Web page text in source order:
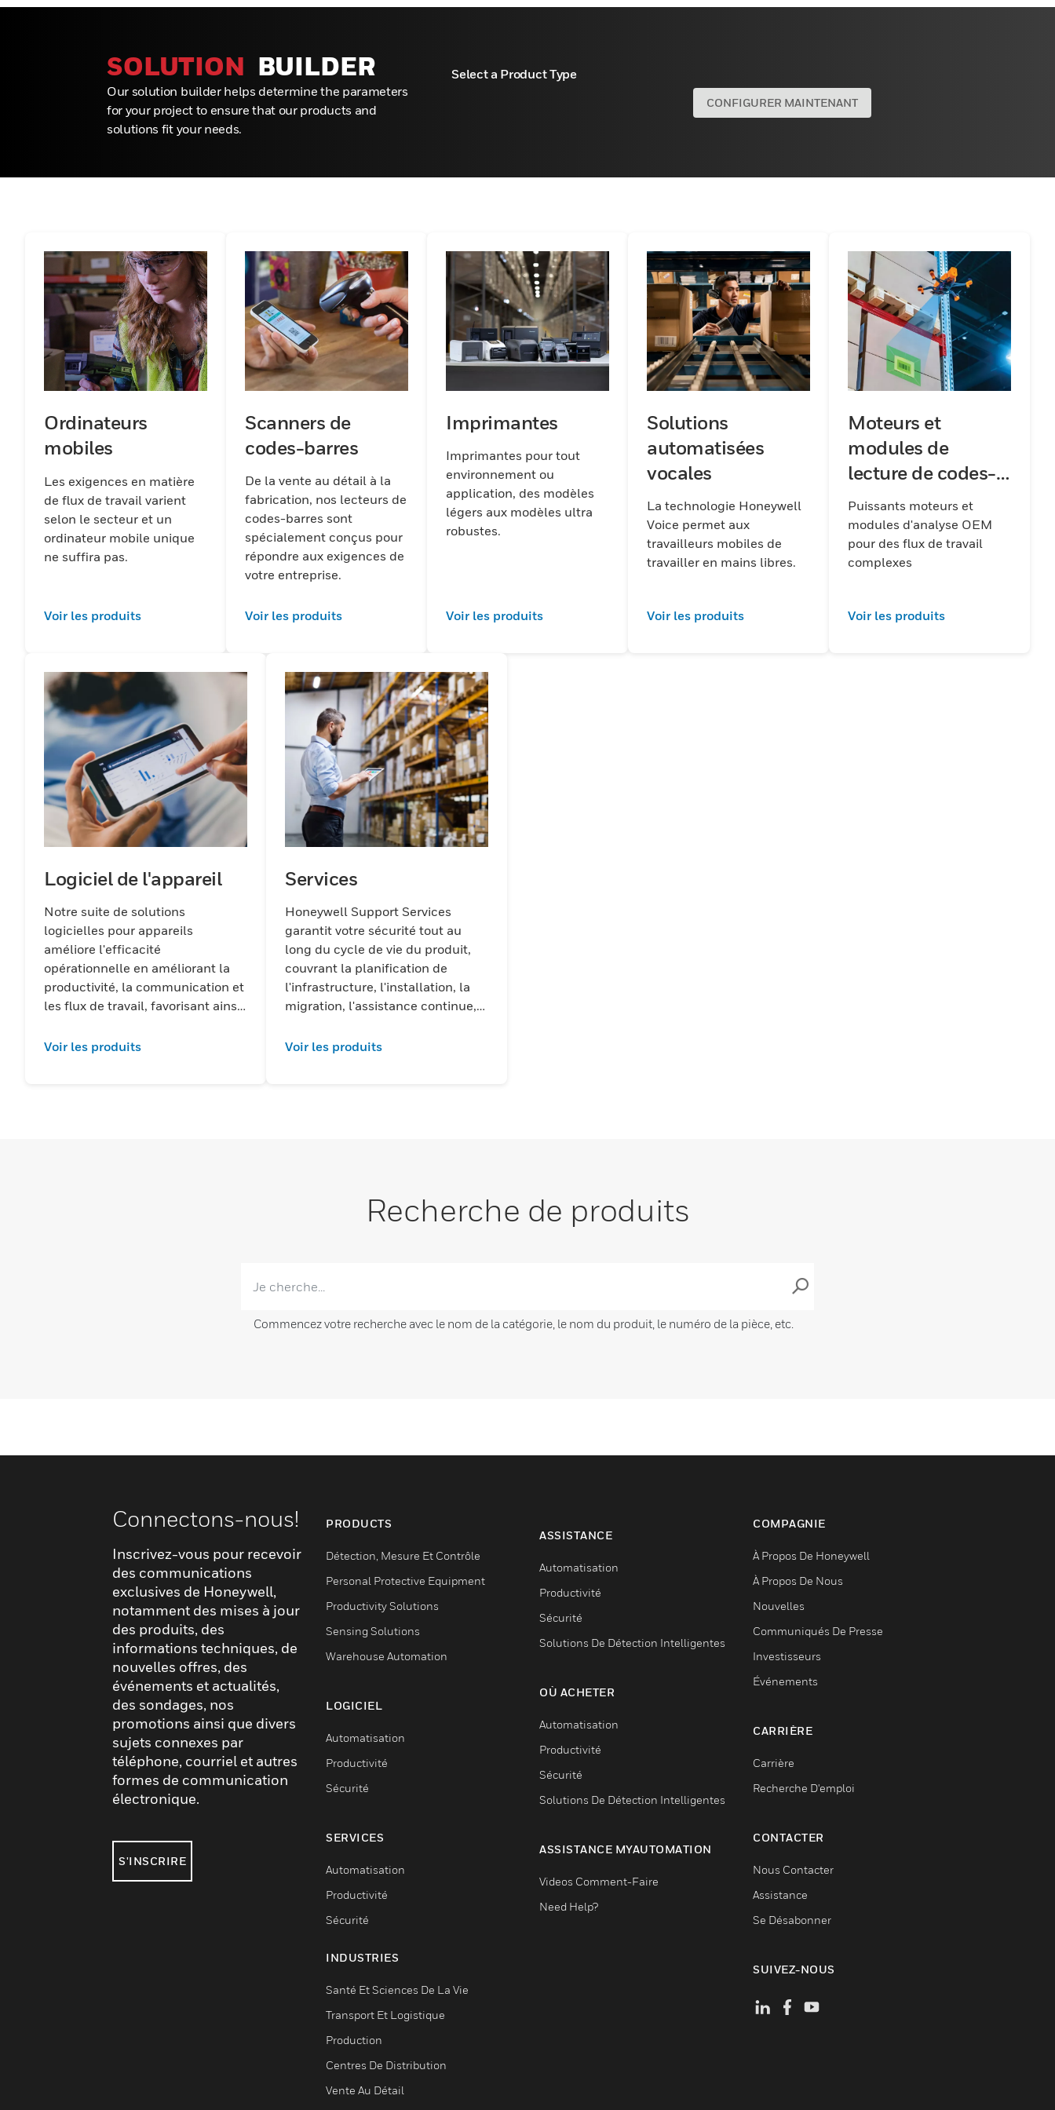
technologie, nous adaptons nos solutions numériques
complètes pour répondre aux ambitions et aux besoins de nos
clients. Honeywell PSS soutient des secteurs tels que la vente au
détail, la santé, la logistique et la distribution, permettant aux
organisations d'optimiser leur main-d'œuvre, d'utiliser les
durable. Nous nous engageons à fournir des solutions avancées
SOLUTION BUILDER
Our solution builder helps determine the parameters
for your project to ensure that our products and
solutions fit your needs.
Select a Product Type
CONFIGURER MAINTENANT
Ordinateurs
mobiles
Les exigences en matière
de flux de travail varient
selon le secteur et un
ordinateur mobile unique
ne suffira pas.
Voir les produits
Scanners de
codes-barres
De la vente au détail à la
fabrication, nos lecteurs de
codes-barres sont
spécialement conçus pour
répondre aux exigences de
votre entreprise.
Voir les produits
Imprimantes
Imprimantes pour tout
environnement ou
application, des modèles
légers aux modèles ultra
robustes.
Voir les produits
Solutions
automatisées
vocales
La technologie Honeywell
Voice permet aux
travailleurs mobiles de
travailler en mains libres.
Voir les produits
Moteurs et
modules de
lecture de codes-
barres
Puissants moteurs et
modules d'analyse OEM
pour des flux de travail
complexes
Voir les produits
Logiciel de l'appareil
Notre suite de solutions
logicielles pour appareils
améliore l'efficacité
opérationnelle en améliorant la
productivité, la communication et
les flux de travail, favorisant ainsi
efficace au sein des
Voir les produits
Services
Honeywell Support Services
garantit votre sécurité tout au
long du cycle de vie du produit,
couvrant la planification de
l'infrastructure, l'installation, la
migration, l'assistance continue,
des actifs.
Voir les produits
Recherche de produits
Commencez votre recherche avec le nom de la catégorie, le nom du produit, le numéro de la pièce, etc.
Connectons-nous!
Inscrivez-vous pour recevoir
des communications
exclusives de Honeywell,
notamment des mises à jour
des produits, des
informations techniques, de
nouvelles offres, des
événements et actualités,
des sondages, nos
promotions ainsi que divers
sujets connexes par
téléphone, courriel et autres
formes de communication
électronique.
S'INSCRIRE
PRODUCTS
Détection, Mesure Et Contrôle
Personal Protective Equipment
Productivity Solutions
Sensing Solutions
Warehouse Automation
LOGICIEL
Automatisation
Productivité
Sécurité
SERVICES
Automatisation
Productivité
Sécurité
INDUSTRIES
Santé Et Sciences De La Vie
Transport Et Logistique
Production
Centres De Distribution
Vente Au Détail
ASSISTANCE
Automatisation
Productivité
Sécurité
Solutions De Détection Intelligentes
OÙ ACHETER
Automatisation
Productivité
Sécurité
Solutions De Détection Intelligentes
ASSISTANCE MYAUTOMATION
Videos Comment-Faire
Need Help?
COMPAGNIE
À Propos De Honeywell
À Propos De Nous
Nouvelles
Communiqués De Presse
Investisseurs
Événements
CARRIÈRE
Carrière
Recherche D'emploi
CONTACTER
Nous Contacter
Assistance
Se Désabonner
SUIVEZ-NOUS